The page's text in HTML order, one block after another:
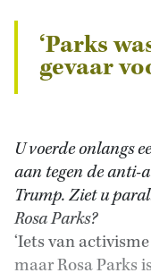
‘Parks
gevaar
U voerde onlangs
aan tegen de anti-
Trump. Ziet u
Rosa Parks?
‘Iets van
maar Rosa Parks